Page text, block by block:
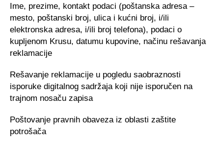
Ime, prezime, kontakt podaci (poštanska adresa –
mesto, poštanski broj, ulica i kućni broj, i/ili
elektronska adresa, i/ili broj telefona), podaci o
kupljenom Krusu, datumu kupovine, načinu rešavanja
reklamacije
Rešavanje reklamacije u pogledu saobraznosti
isporuke digitalnog sadržaja koji nije isporučen na
trajnom nosaču zapisa
Poštovanje pravnih obaveza iz oblasti zaštite
potrošača